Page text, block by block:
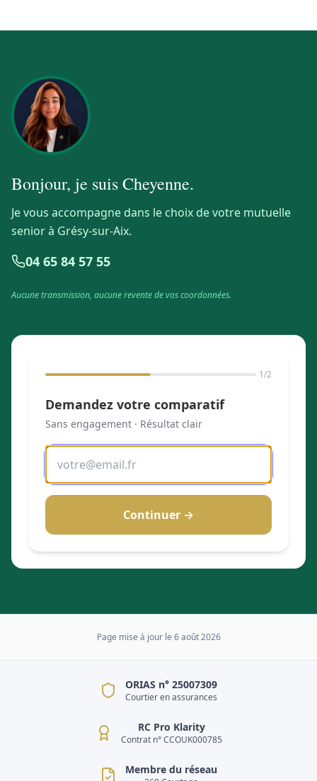
Bonjour, je suisCheyenne.
Je vous accompagne dans le choix de votre mutuelle
senior à Grésy-sur-Aix.
04 65 84 57 55
Aucune transmission, aucune revente de vos coordonnées.
1/2
Demandez votre comparatif
Sans engagement · Résultat clair
Continuer →
Page mise à jour le 6 août 2026
ORIAS n° 25007309
Courtier en assurances
RC Pro Klarity
Contrat n° CCOUK000785
Membre du réseau